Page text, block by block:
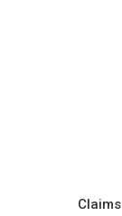
Claims